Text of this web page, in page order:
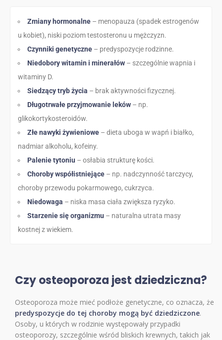
Zmiany hormonalne – menopauza (spadek estrogenów
u kobiet), niski poziom testosteronu u mężczyzn.
Czynniki genetyczne – predyspozycje rodzinne.
Niedobory witamin i minerałów – szczególnie wapnia i
witaminy D.
Siedzący tryb życia – brak aktywności fizycznej.
Długotrwałe przyjmowanie leków – np.
glikokortykosteroidów.
Złe nawyki żywieniowe – dieta uboga w wapń i białko,
nadmiar alkoholu, kofeiny.
Palenie tytoniu – osłabia strukturę kości.
Choroby współistniejące – np. nadczynność tarczycy,
choroby przewodu pokarmowego, cukrzyca.
Niedowaga – niska masa ciała zwiększa ryzyko.
Starzenie się organizmu – naturalna utrata masy
kostnej z wiekiem.
Czy osteoporoza jest dziedziczna?
Osteoporoza może mieć podłoże genetyczne, co oznacza, że
predyspozycje do tej choroby mogą być dziedziczone.
Osoby, u których w rodzinie występowały przypadki
osteoporozy, szczególnie wśród bliskich krewnych, takich jak